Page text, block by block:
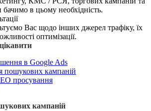
в цьому необхідність.
Вас щодо інших джерел трафіку, їх
оптимізації.
в Google Ads
пошукових кампаній
просування
кампаній